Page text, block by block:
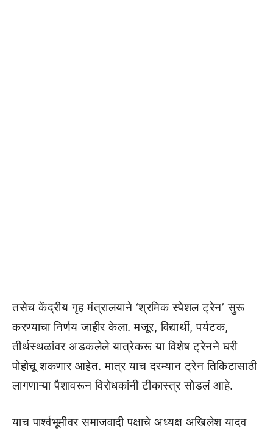
तसेच केंद्रीय गृह मंत्रालयाने ‘श्रमिक स्पेशल ट्रेन’ सुरू
करण्याचा निर्णय जाहीर केला. मजूर, विद्यार्थी, पर्यटक,
तीर्थस्थळांवर अडकलेले यात्रेकरू या विशेष ट्रेनने घरी
पोहोचू शकणार आहेत. मात्र याच दरम्यान ट्रेन तिकिटासाठी
लागणाऱ्या पैशावरून विरोधकांनी टीकास्त्र सोडलं आहे.
याच पार्श्वभूमीवर समाजवादी पक्षाचे अध्यक्ष अखिलेश यादव